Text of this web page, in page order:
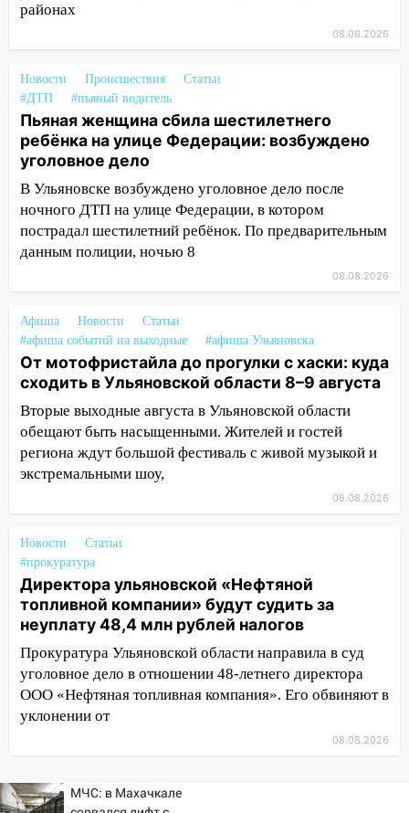
13:35
13:22
Упавшие деревья перекрыли
дороги в Ульяновске: фото
13:17 Непогода в Ульяновске не
закончится сегодня: сильные ливни
сохранятся 9 августа
13:15 Трижды «брал в долг» без спроса:
житель Вешкаймского района похитил у
знакомого 191 тысячу рублей
13:12 Дерево пробило крышу дома на
Новгородской в Ульяновске и рухнуло
на электрощит
13:10 В Заволжском районе дерево
упало во дворе
13:08 Ураган ударил по Ульяновску:
сорванные крыши, поваленные деревья,
12:17 Ульяновск накрыл крупный град:
после ливня город снова уходит под
воду
12:12
Прокуратура взяла на контроль
ДТП с шестилетним ребёнком на улице
Федерации
12:01 Пьяная женщина сбила
11:16
В Ульяновске ищут 37-летнего
мужчину, пропавшего ещё 19 июля
районах
08.08.2026
Новости Происшествия
Статьи
#ДТП
#пьяный водитель
Пьяная женщина сбила шестилетнего
ребёнка на улице Федерации: возбуждено
уголовное дело
В Ульяновске возбуждено уголовное дело после
ночного ДТП на улице Федерации, в котором
пострадал шестилетний ребёнок. По предварительным
данным полиции, ночью 8
08.08.2026
Афиша Новости
Статьи
#афиша событий на выходные
#афиша Ульяновска
От мотофристайла до прогулки с хаски: куда
сходить в Ульяновской области 8–9 августа
Вторые выходные августа в Ульяновской области
обещают быть насыщенными. Жителей и гостей
региона ждут большой фестиваль с живой музыкой и
экстремальными шоу,
08.08.2026
Новости
Статьи
#прокуратура
Директора ульяновской «Нефтяной
топливной компании» будут судить за
неуплату 48,4 млн рублей налогов
Прокуратура Ульяновской области направила в суд
уголовное дело в отношении 48-летнего директора
ООО «Нефтяная топливная компания». Его обвиняют в
уклонении от
08.08.2026
МЧС: в Махачкале